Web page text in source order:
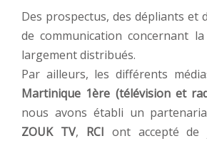
Des prospectus, des dépliants et
de communication concernant
largement distribués.
Par ailleurs, les différents
Martinique 1ère (télévision et
nous avons établi un
ZOUK TV, RCI ont accepté